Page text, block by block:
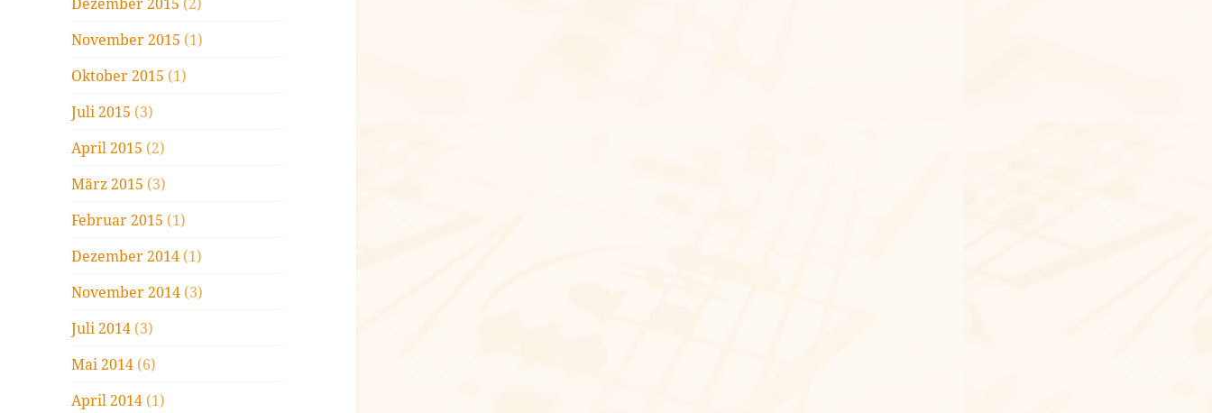
November 2015 (1)
Oktober 2015 (1)
Juli 2015 (3)
April 2015 (2)
März 2015 (3)
Februar 2015 (1)
Dezember 2014 (1)
November 2014 (3)
Juli 2014 (3)
Mai 2014 (6)
April 2014 (1)